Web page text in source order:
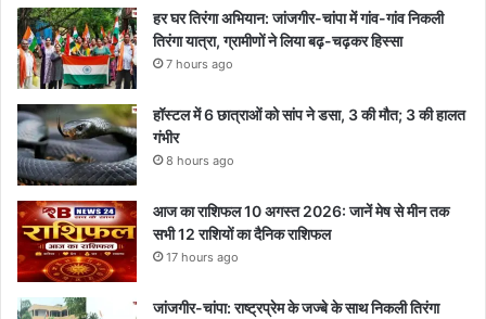
हर घर तिरंगा अभियान: जांजगीर-चांपा में गांव-गांव निकली
तिरंगा यात्रा, ग्रामीणों ने लिया बढ़-चढ़कर हिस्सा
7 hours ago
हॉस्टल में 6 छात्राओं को सांप ने डसा, 3 की मौत; 3 की हालत
गंभीर
8 hours ago
आज का राशिफल 10 अगस्त 2026: जानें मेष से मीन तक
सभी 12 राशियों का दैनिक राशिफल
17 hours ago
जांजगीर-चांपा: राष्ट्रप्रेम के जज्बे के साथ निकली तिरंगा